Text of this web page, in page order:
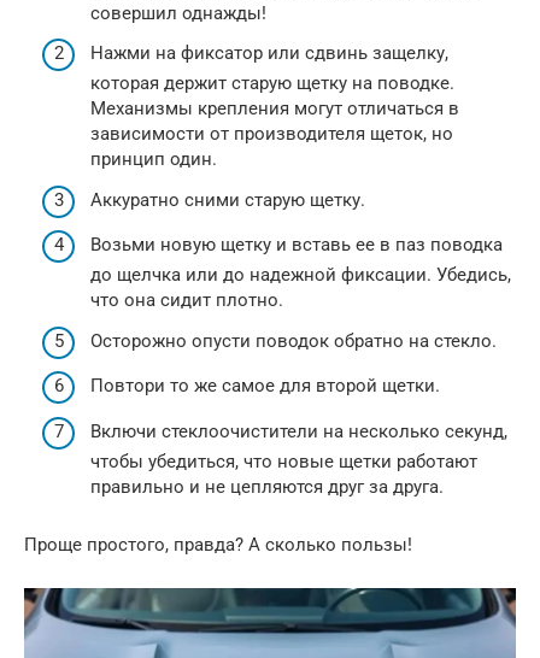
совершил однажды!
Нажми на фиксатор или сдвинь защелку,
которая держит старую щетку на поводке.
Механизмы крепления могут отличаться в
зависимости от производителя щеток, но
принцип один.
Аккуратно сними старую щетку.
Возьми новую щетку и вставь ее в паз поводка
до щелчка или до надежной фиксации. Убедись,
что она сидит плотно.
Осторожно опусти поводок обратно на стекло.
Повтори то же самое для второй щетки.
Включи стеклоочистители на несколько секунд,
чтобы убедиться, что новые щетки работают
правильно и не цепляются друг за друга.
Проще простого, правда? А сколько пользы!